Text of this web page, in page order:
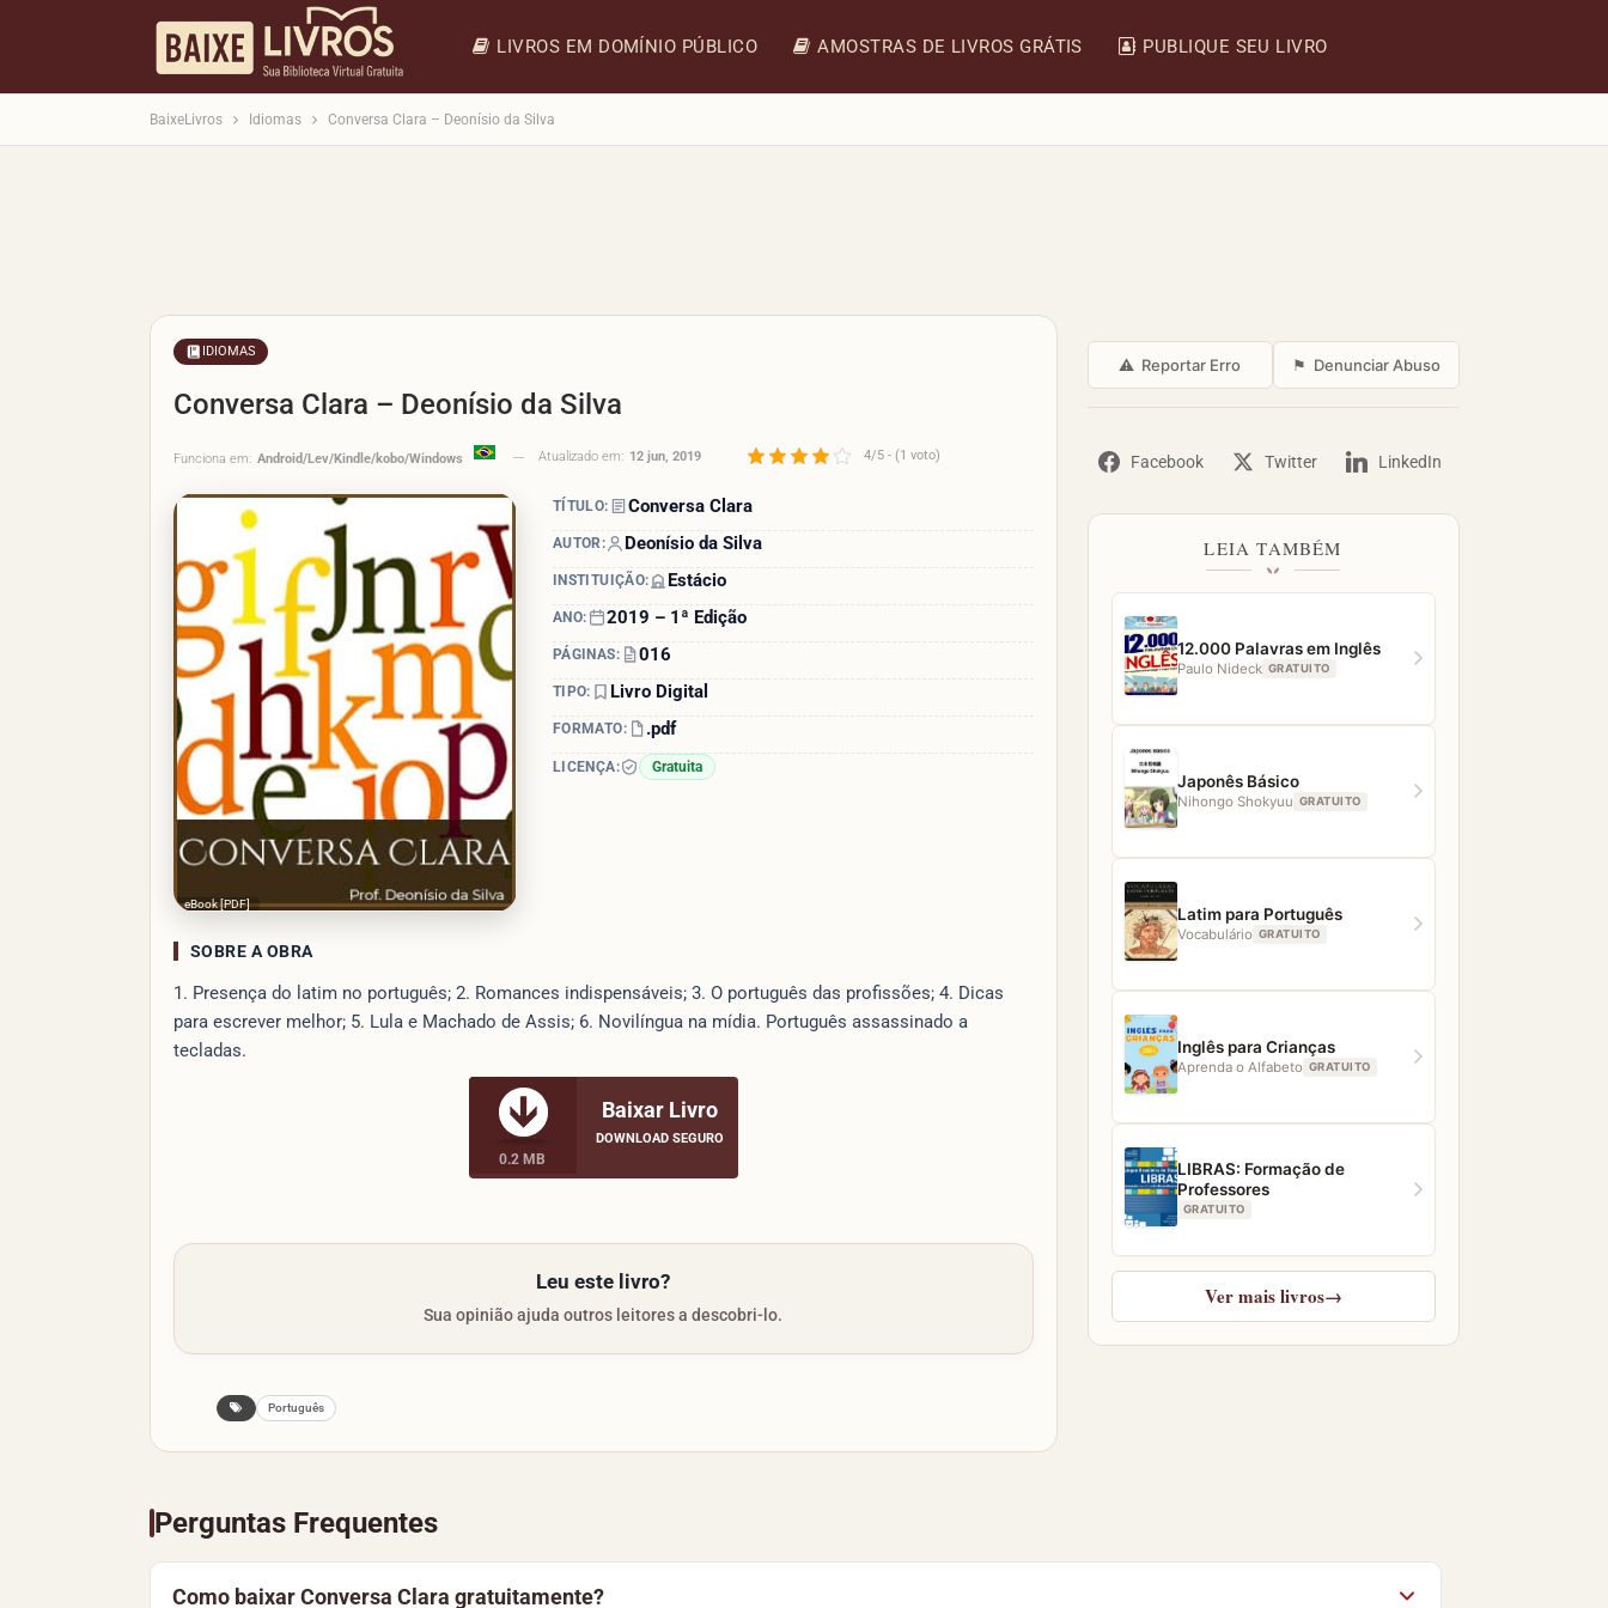
LIVROS EM DOMÍNIO PÚBLICO AMOSTRAS DE LIVROS GRÁTIS PUBLIQUE SEU LIVRO
BaixeLivros Idiomas Conversa Clara – Deonísio da Silva
IDIOMAS
Conversa Clara – Deonísio da Silva
Funciona em: Android/Lev/Kindle/kobo/Windows Atualizado em: 12 jun, 2019
eBook [PDF]
4/5 - (1 voto)
TÍTULO: Conversa Clara
AUTOR: Deonísio da Silva
INSTITUIÇÃO: Estácio
ANO: 2019 – 1ª Edição
PÁGINAS: 016
TIPO: Livro Digital
FORMATO: .pdf
LICENÇA: Gratuita
SOBRE A OBRA
1. Presença do latim no português; 2. Romances indispensáveis; 3. O português das profissões; 4. Dicas
para escrever melhor; 5. Lula e Machado de Assis; 6. Novilíngua na mídia. Português assassinado a
tecladas.
0.2 MB
Baixar Livro
DOWNLOAD SEGURO
Leu este livro?
Sua opinião ajuda outros leitores a descobri-lo.
Português
Perguntas Frequentes
Como baixar Conversa Clara gratuitamente?
⚠ Reportar Erro ⚑ Denunciar Abuso
Facebook Twitter LinkedIn
LEIA TAMBÉM
12.000 Palavras em Inglês
Paulo Nideck GRATUITO
Japonês Básico
Nihongo Shokyuu GRATUITO
Latim para Português
Vocabulário GRATUITO
Inglês para Crianças
Aprenda o Alfabeto GRATUITO
LIBRAS: Formação de
Professores
GRATUITO
Ver mais livros→